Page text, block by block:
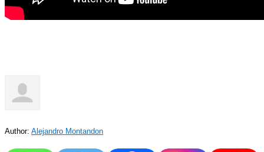
Author: Alejandro Montandon